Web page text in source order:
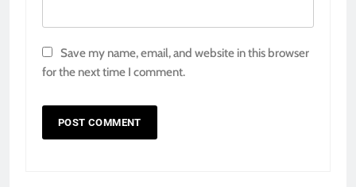
Save my name, email, and website in this browser
for the next time I comment.